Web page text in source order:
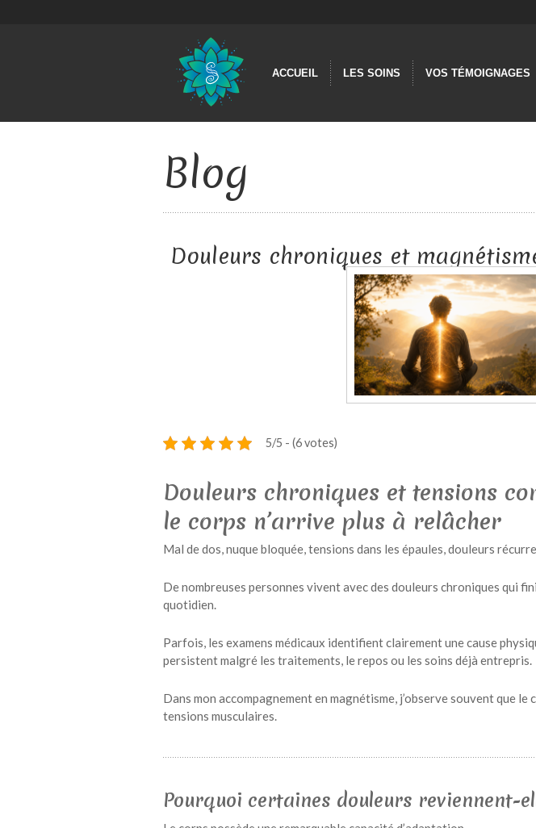
ACCUEIL LES SOINS VOS TÉMOIGNAGES
Blog
Douleurs chroniques et
5/5 - (6 votes)
Douleurs chroniques et tensions
le corps n’arrive plus à relâcher
Mal de dos, nuque bloquée, tensions dans les épaules, douleurs
De nombreuses personnes vivent avec des douleurs chroniques qui
quotidien.
Parfois, les examens médicaux identifient clairement une cause
persistent malgré les traitements, le repos ou les soins déjà entrepris.
Dans mon accompagnement en magnétisme, j’observe souvent que le
tensions musculaires.
Pourquoi certaines douleurs reviennent-